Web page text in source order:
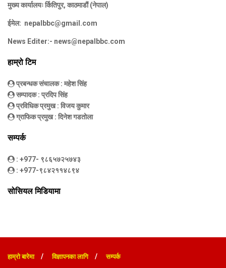
मुख्य कार्यालयः र्कितिपुर, काठमाडौं (नेपाल)
ईमेल: nepalbbc@gmail.com
News Editer:- news@nepalbbc.com
हाम्रो टिम
प्रबन्धक संचालक: महेश सिंह
सम्पादक: प्रदिप सिंह
प्रविधिक प्रमुख: विजय कुमार
ग्राफिक प्रमुख: दिनेश गडतोला
सम्पर्क
: +977- ९८६५७२५७४३
: +977-९८४२११४८९४
सोसियल मिडियामा
हाम्रो बारेमा विज्ञापनका लागि सम्पर्क